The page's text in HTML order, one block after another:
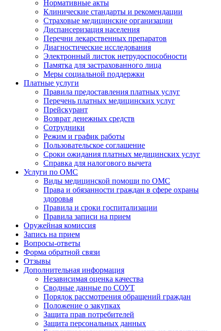
Нормативные акты
Клинические стандарты и рекомендации
Страховые медицинские организации
Диспансеризация населения
Перечни лекарственных препаратов
Диагностические исследования
Электронный листок нетрудоспособности
Памятка для застрахованного лица
Меры социальной поддержки
Платные услуги
Правила предоставления платных услуг
Перечень платных медицинских услуг
Прейскурант
Возврат денежных средств
Сотрудники
Режим и график работы
Пользовательское соглашение
Сроки ожидания платных медицинских услуг
Справка для налогового вычета
Услуги по ОМС
Виды медицинской помощи по ОМС
Права и обязанности граждан в сфере охраны
здоровья
Правила и сроки госпитализации
Правила записи на прием
Оружейная комиссия
Запись на прием
Вопросы-ответы
Форма обратной связи
Отзывы
Дополнительная информация
Независимая оценка качества
Сводные данные по СОУТ
Порядок рассмотрения обращений граждан
Положение о закупках
Защита прав потребителей
Защита персональных данных